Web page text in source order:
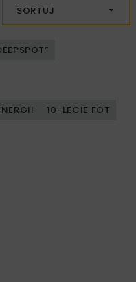
SORTUJ
10-LECIE FOT